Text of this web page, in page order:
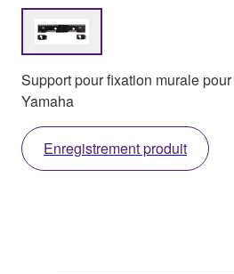
Support pour fixation murale
Yamaha
Enregistrement produit